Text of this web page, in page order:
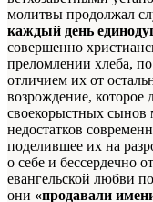
молитвы продолжал
каждый день
совершенно
преломлении хлеба,
отличием их от
возрождение,
своекорыстных сынов
недостатков
поделившее их на
о себе и бессердечно
евангельской любви
они «продавали